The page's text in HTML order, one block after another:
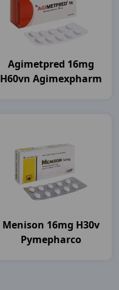
Agimetpred 16mg
H60vn Agimexpharm
Menison 16mg H30v
Pymepharco